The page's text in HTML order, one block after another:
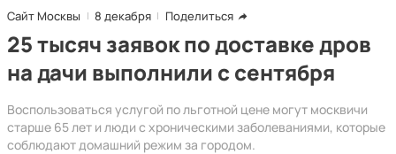
Сайт Москвы 8 декабря Поделиться
25 тысяч заявок по доставке дров
на дачи выполнили с сентября
Воспользоваться услугой по льготной цене могут москвичи
старше 65 лет и люди с хроническими заболеваниями, которые
соблюдают домашний режим за городом.